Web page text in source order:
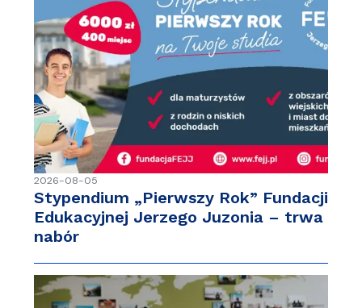
2026-08-05
Stypendium „Pierwszy Rok” Fundacji
Edukacyjnej Jerzego Juzonia – trwa
nabór